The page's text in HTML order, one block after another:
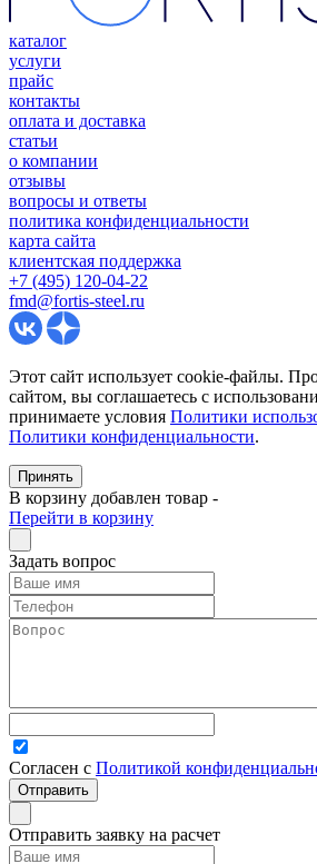
каталог
услуги
прайс
контакты
оплата и доставка
статьи
о компании
отзывы
вопросы и ответы
политика конфиденциальности
карта сайта
клиентская поддержка
+7 (495) 120-04-22
fmd@fortis-steel.ru
Этот сайт использует cookie-файлы.
сайтом, вы соглашаетесь с
принимаете условия Политики
Политики конфиденциальности.
Принять
В корзину добавлен товар -
Перейти в корзину
Задать вопрос
Согласен с Политикой
Отправить заявку на расчет